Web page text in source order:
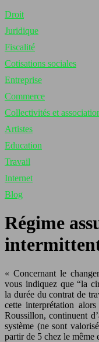
Droit
Juridique
Fiscalité
Cotisations sociales
Entreprise
Commerce
Collectivités et
Artistes
Education
Travail
Internet
Blog
Régime
« Concernant le
vous indiquez que “la
la durée du contrat de
cette interprétation
Roussillon, continuent
système (ne sont
partir de 5 chez le même